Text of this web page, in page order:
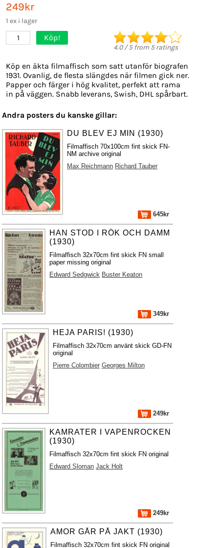
249kr
1 ex i lager
1 Köp!
4.0/5from 5ratings
Köp en äkta filmaffisch som satt utanför biografen
1931. Ovanlig, de flesta slängdes när filmen gick ner.
Papper och färger i hög kvalitet, perfekt att rama
in på väggen. Snabb leverans, Swish, DHL spårbart.
Andra posters du kanske gillar:
DU BLEV EJ MIN (1930)
Filmaffisch 70x100cm fint skick FN-
NM archive original
Max Reichmann Richard Tauber
645kr
HAN STOD I RÖK OCH DAMM
(1930)
Filmaffisch 32x70cm fint skick FN small
paper missing original
Edward Sedgwick Buster Keaton
349kr
HEJA PARIS! (1930)
Filmaffisch 32x70cm använt skick GD-FN
original
Pierre Colombier Georges Milton
249kr
KAMRATER I VAPENROCKEN
(1930)
Filmaffisch 32x70cm fint skick FN original
Edward Sloman Jack Holt
249kr
AMOR GÅR PÅ JAKT (1930)
Filmaffisch 32x70cm fint skick FN original